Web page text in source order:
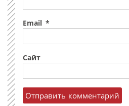
Email *
Сайт